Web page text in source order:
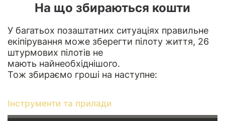
На що збираються кошти
У багатьох позаштатних ситуаціях правильне
екіпірування може зберегти пілоту життя, 26
штурмових пілотів не
мають найнеобхіднішого.
Тож збираємо гроші на наступне:
Інструменти та прилади